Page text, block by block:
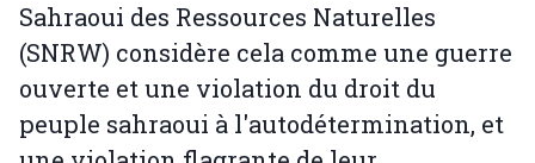
Sahraoui des Ressources Naturelles
(SNRW) considère cela comme une guerre
ouverte et une violation du droit du
peuple sahraoui à l'autodétermination, et